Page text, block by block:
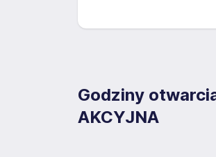
Godziny
AKCYJNA